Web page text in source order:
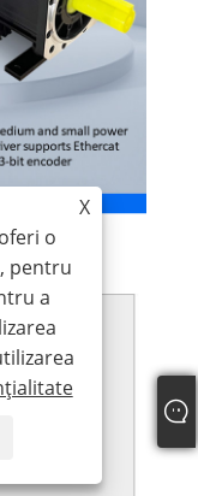
X
o
pentru
a